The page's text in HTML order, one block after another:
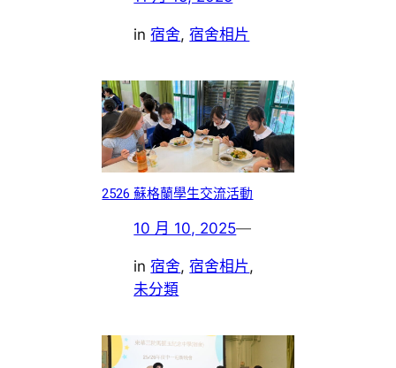
in宿舍, 宿舍相片
2526 蘇格蘭學生交流活動
10 月 10, 2025—
in宿舍, 宿舍相片
未分類